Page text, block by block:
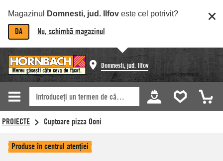
Magazinul Domnesti, jud. Ilfov este cel potrivit?
DA Nu, schimbă magazinul
Domnesti, jud. Ilfov